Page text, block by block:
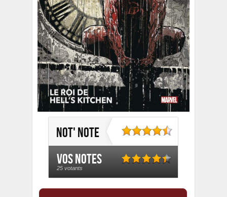
Not' note
Vos notes
25 votants